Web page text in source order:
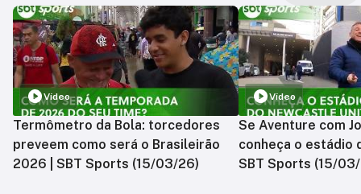
Vídeo
Termômetro da Bola: torcedores
preveem como será o Brasileirão
2026 | SBT Sports (15/03/26)
Vídeo
Se Aventure com
conheça o estádio
SBT Sports (15/